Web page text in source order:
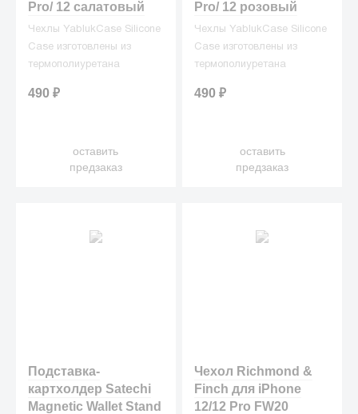
Pro/ 12 салатовый
Чехлы YablukCase Silicone
Case изготовлены из
термополиуретана
делает их превосходными
неприятностей.
490₽
оставить
предзаказ
Pro/ 12 розовый
Чехлы YablukCase Silicone
Case изготовлены из
термополиуретана
делает их превосходными
неприятностей.
490₽
оставить
предзаказ
Подставка-
картхолдер Satechi
Magnetic Wallet Stand
Чехол Richmond &
Finch для iPhone
12/12 Pro FW20